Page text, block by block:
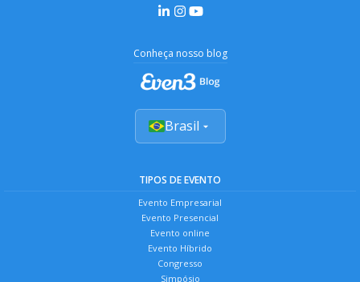
Conheça nosso blog
Brasil
TIPOS DE EVENTO
Evento Empresarial
Evento Presencial
Evento online
Evento Híbrido
Congresso
Simpósio